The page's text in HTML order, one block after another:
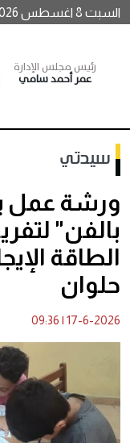
السبت 8 اغسطس 2026
رئيس مجلس الإدارة
عمر أحمد سامي
سيدتي
ورشة عمل
بالفن"
الطاقة
حلوان
17-6-2026
|
09:36